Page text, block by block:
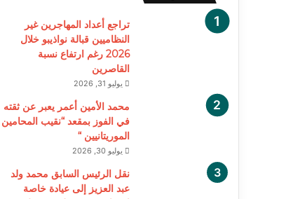
تراجع أعداد المهاجرين غير
النظاميين قبالة نواذيبو خلال
2026 رغم ارتفاع نسبة
القاصرين
يوليو 31, 2026
محمد الأمين أعمر يعبر عن ثقته
في الفوز بمقعد “نقيب المحامين
الموريتانيين “
يوليو 30, 2026
نقل الرئيس السابق محمد ولد
عبد العزيز إلى عيادة خاصة